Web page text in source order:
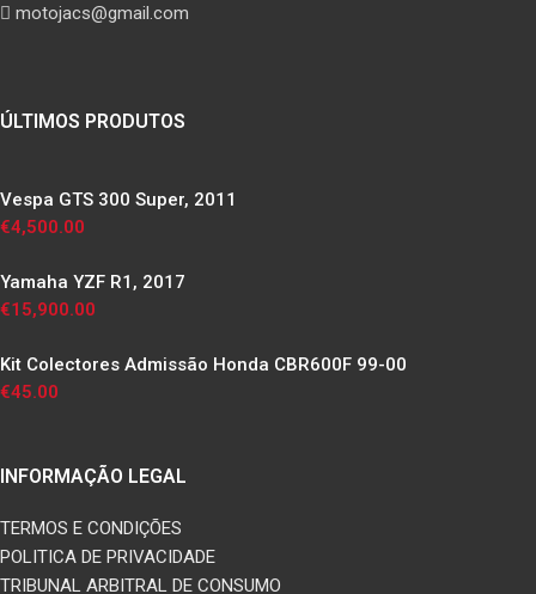
motojacs@gmail.com
ÚLTIMOS PRODUTOS
Vespa GTS 300 Super, 2011
€4,500.00
Yamaha YZF R1, 2017
€15,900.00
Kit Colectores Admissão Honda CBR600F 99-00
€45.00
INFORMAÇÃO LEGAL
TERMOS E CONDIÇÕES
POLITICA DE PRIVACIDADE
TRIBUNAL ARBITRAL DE CONSUMO